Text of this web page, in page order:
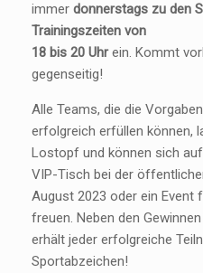
immer donnerstags zu den
Trainingszeiten von
18 bis 20 Uhrein. Kommt
gegenseitig!
Alle Teams, die die
erfolgreich erfüllen können,
Lostopf und können sich
VIP-Tisch bei der
August 2023 oder ein Event
freuen. Neben den
erhält jeder erfolgreiche
Sportabzeichen!